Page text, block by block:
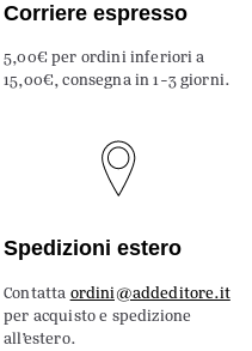
Corriere espresso
5,00€ per ordini inferiori a
15,00€, consegna in 1-3 giorni.
Spedizioni estero
Contatta ordini@addeditore.it
per acquisto e spedizione
all’estero.